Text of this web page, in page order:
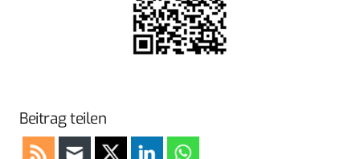
Beitrag teilen